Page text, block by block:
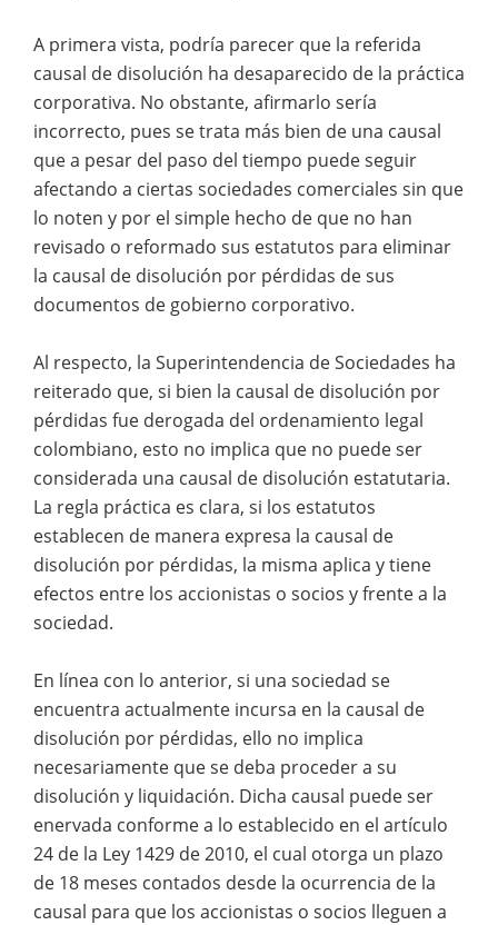
A primera vista, podría parecer que la referida
causal de disolución ha desaparecido de la práctica
corporativa. No obstante, afirmarlo sería
incorrecto, pues se trata más bien de una causal
que a pesar del paso del tiempo puede seguir
afectando a ciertas sociedades comerciales sin que
lo noten y por el simple hecho de que no han
revisado o reformado sus estatutos para eliminar
la causal de disolución por pérdidas de sus
documentos de gobierno corporativo.
Al respecto, la Superintendencia de Sociedades ha
reiterado que, si bien la causal de disolución por
pérdidas fue derogada del ordenamiento legal
colombiano, esto no implica que no puede ser
considerada una causal de disolución estatutaria.
La regla práctica es clara, si los estatutos
establecen de manera expresa la causal de
disolución por pérdidas, la misma aplica y tiene
efectos entre los accionistas o socios y frente a la
sociedad.
En línea con lo anterior, si una sociedad se
encuentra actualmente incursa en la causal de
disolución por pérdidas, ello no implica
necesariamente que se deba proceder a su
disolución y liquidación. Dicha causal puede ser
enervada conforme a lo establecido en el artículo
24 de la Ley 1429 de 2010, el cual otorga un plazo
de 18 meses contados desde la ocurrencia de la
causal para que los accionistas o socios lleguen a